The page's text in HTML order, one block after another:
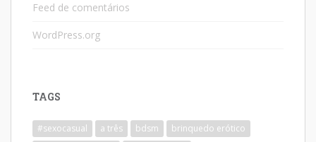
Feed de comentários
WordPress.org
TAGS
#sexocasual a três bdsm
brinquedo erótico